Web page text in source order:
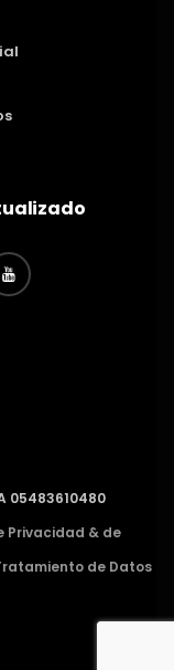
05483610480
Privacidad & de
de Datos